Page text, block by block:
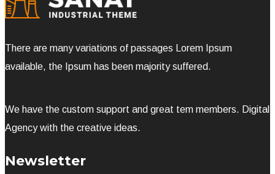
There are many variations of passages Lorem Ipsum
available, the Ipsum has been majority suffered.
We have the custom support and great tem members. Digital
Agency with the creative ideas.
Newsletter